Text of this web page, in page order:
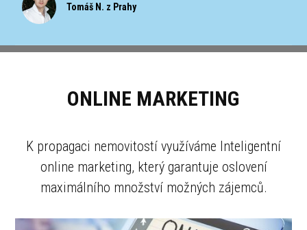
Tomáš N. z Prahy
ONLINE MARKETING
K propagaci nemovitostí využíváme Inteligentní
online marketing, který garantuje oslovení
maximálního množství možných zájemců.